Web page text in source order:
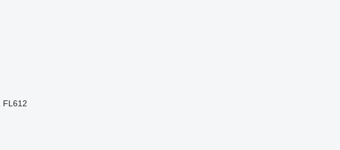
FL612